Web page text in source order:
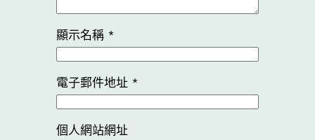
顯示名稱 *
電子郵件地址 *
個人網站網址